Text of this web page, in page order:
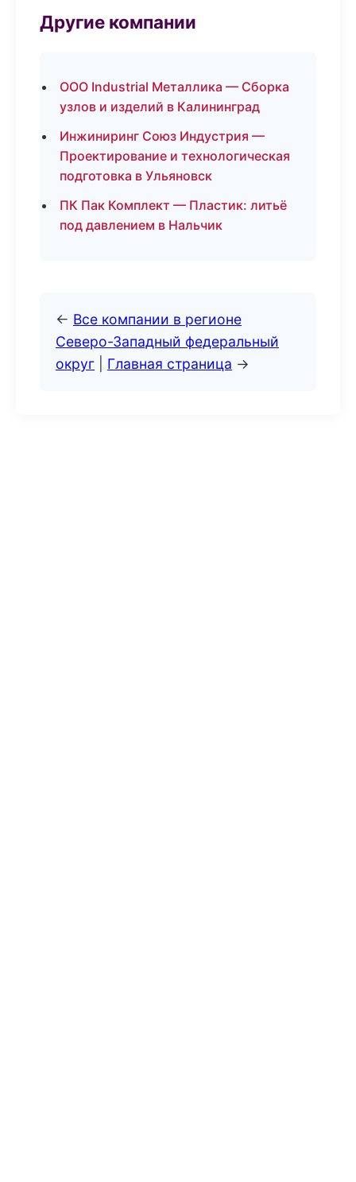
Другие компании
ООО Industrial Металлика — Сборка
узлов и изделий в Калининград
Инжиниринг Союз Индустрия —
Проектирование и технологическая
подготовка в Ульяновск
ПК Пак Комплект — Пластик: литьё
под давлением в Нальчик
← Все компании в регионе
Северо-Западный федеральный
округ
Главная страница →